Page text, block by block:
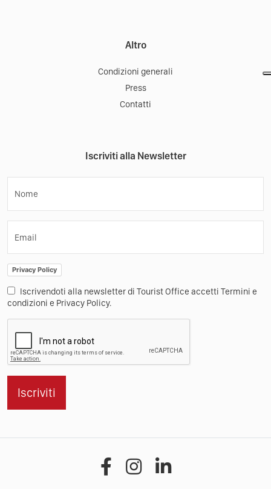
Altro
Condizioni generali
Press
Contatti
Iscriviti alla Newsletter
Nome
Email
Privacy Policy
Iscrivendoti alla newsletter di Tourist Office accetti Termini e
condizioni e Privacy Policy.
Iscriviti